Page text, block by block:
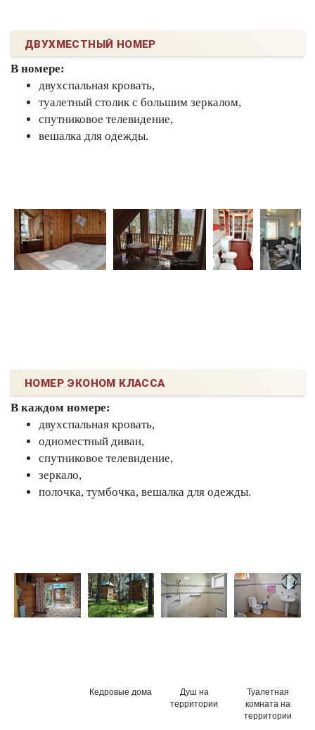
ДВУХМЕСТНЫЙ НОМЕР
В номере:
двухспальная кровать,
туалетный столик с большим зеркалом,
спутниковое телевидение,
вешалка для одежды.
НОМЕР ЭКОНОМ КЛАССА
В каждом номере:
двухспальная кровать,
одноместный диван,
спутниковое телевидение,
зеркало,
полочка, тумбочка, вешалка для одежды.
Кедровые дома
Душ на
территории
Туалетная
комната на
территории